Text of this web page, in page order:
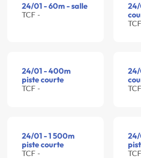
24/01 - 60m - salle
TCF -
24/
24/01 - 400m
piste courte
TCF -
24/
24/01 - 1 500m
piste courte
TCF -